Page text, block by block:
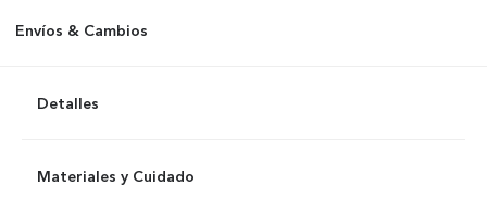
Envíos & Cambios
Detalles
Materiales y Cuidado